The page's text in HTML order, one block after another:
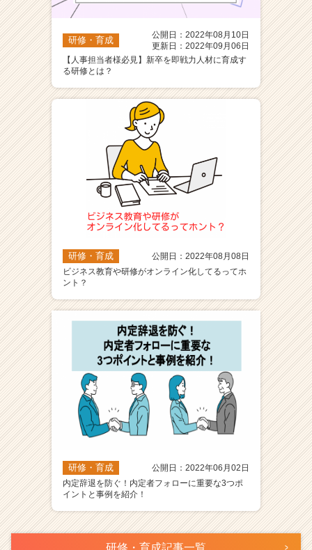
研修・育成
公開日：2022年08月10日
更新日：2022年09月06日
【人事担当者様必見】新卒を即戦力人材に育成す
る研修とは？
研修・育成
公開日：2022年08月08日
ビジネス教育や研修がオンライン化してるってホ
ント？
研修・育成
公開日：2022年06月02日
内定辞退を防ぐ！内定者フォローに重要な3つポ
イントと事例を紹介！